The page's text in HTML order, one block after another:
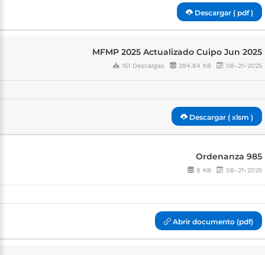
Descargar ( pdf )
MFMP 2025 Actualizado Cuipo Jun 2025
151 Descargas 294.84 KB 08-21-2025
Descargar ( xlsm )
Ordenanza 985
8 KB 08-21-2025
Abrir documento (pdf)